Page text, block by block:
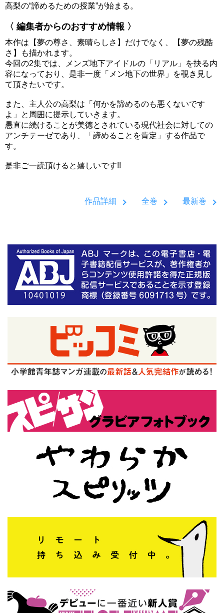
高梨の“諦めるための授業”が始まる。
〈 編集者からのおすすめ情報 〉
本作は【夢の尊さ、素晴らしさ】だけでなく、【夢の残酷
さ】も描かれます。
今回の2集では、メンズ地下アイドルの「リアル」を抉る内
容になっており、是非一度「メン地下の世界」を覗き見し
て頂きたいです。
また、主人公の高梨は「何かを諦めるのも悪くないです
よ」と周囲に提示していきます。
愚直に続けることが美徳とされている現代社会に対しての
アンチテーゼであり、「諦めることを肯定」する作品で
す。
是非ご一読頂けると嬉しいです!!
作品詳細 全巻 最新巻